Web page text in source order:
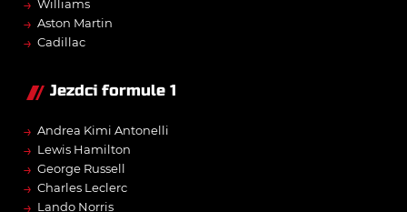
→ Williams
→ Aston Martin
→ Cadillac
Jezdci formule 1
→ Andrea Kimi Antonelli
→ Lewis Hamilton
→ George Russell
→ Charles Leclerc
→ Lando Norris